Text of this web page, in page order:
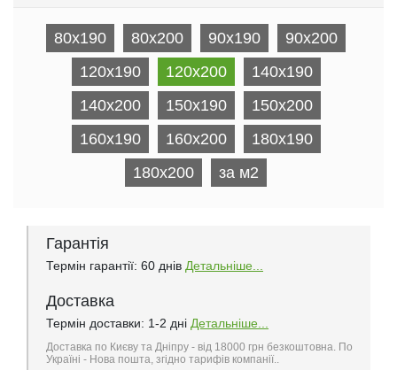
80x190 80x200 90x190
90x200
120x190
120x200
140x190
140x200
150x190
150x200
160x190
160x200
180x190
180x200
за м2
Гарантія
Термін гарантії: 60 днів Детальніше...
Доставка
Термін доставки: 1-2 дні Детальніше...
Доставка по Києву та Дніпру - від 18000 грн безкоштовна. По
Україні - Нова пошта, згідно тарифів компанії..